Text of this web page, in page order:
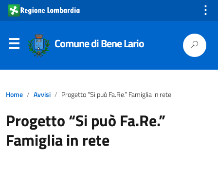
⋮
Comune di Bene Lario
Home Avvisi Progetto “Si può Fa.Re.” Famiglia in rete
Progetto “Si può Fa.Re.”
Famiglia in rete